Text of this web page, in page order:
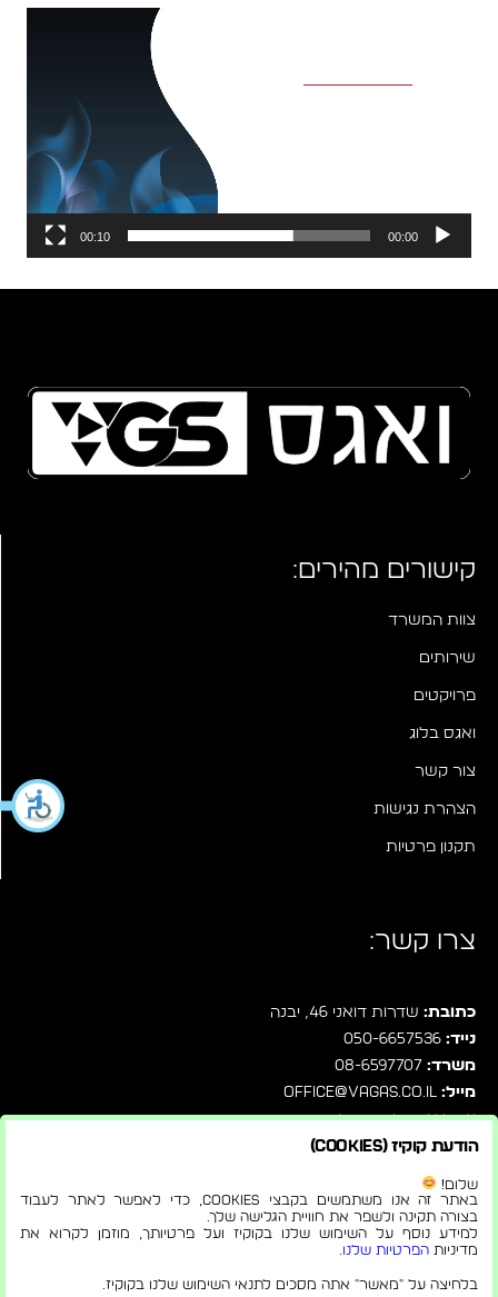
00:00
00:10
קישורים מהירים:
צוות המשרד
שירותים
פרויקטים
ואגס בלוג
צור קשר
הצהרת נגישות
תקנון פרטיות
צרו קשר:
כתובת: שדרות דואני 46, יבנה
נייד: 050-6657536
משרד: 08-6597707
מייל: office@vagas.co.il
עקבו אחרינו בפייסבוק
שלחו לנו הודעה ישירות בוואטסאפ
הודעת קוקיז (Cookies)
שלום!
באתר זה אנו משתמשים בקבצי Cookies, כדי לאפשר לאתר לעבוד
בצורה תקינה ולשפר את חוויית הגלישה שלך.
למידע נוסף על השימוש שלנו בקוקיז ועל פרטיותך, מוזמן לקרוא את
מדיניות הפרטיות שלנו.
בלחיצה על "מאשר" אתה מסכים לתנאי השימוש שלנו בקוקיז.